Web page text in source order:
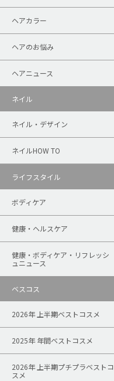
ヘアカラー
ヘアのお悩み
ヘアニュース
ネイル
ネイル・デザイン
ネイルHOW TO
ライフスタイル
ボディケア
健康・ヘルスケア
健康・ボディケア・リフレッシ
ュニュース
ベスコス
2026年 上半期ベストコスメ
2025年 年間ベストコスメ
2026年 上半期プチプラベストコ
スメ